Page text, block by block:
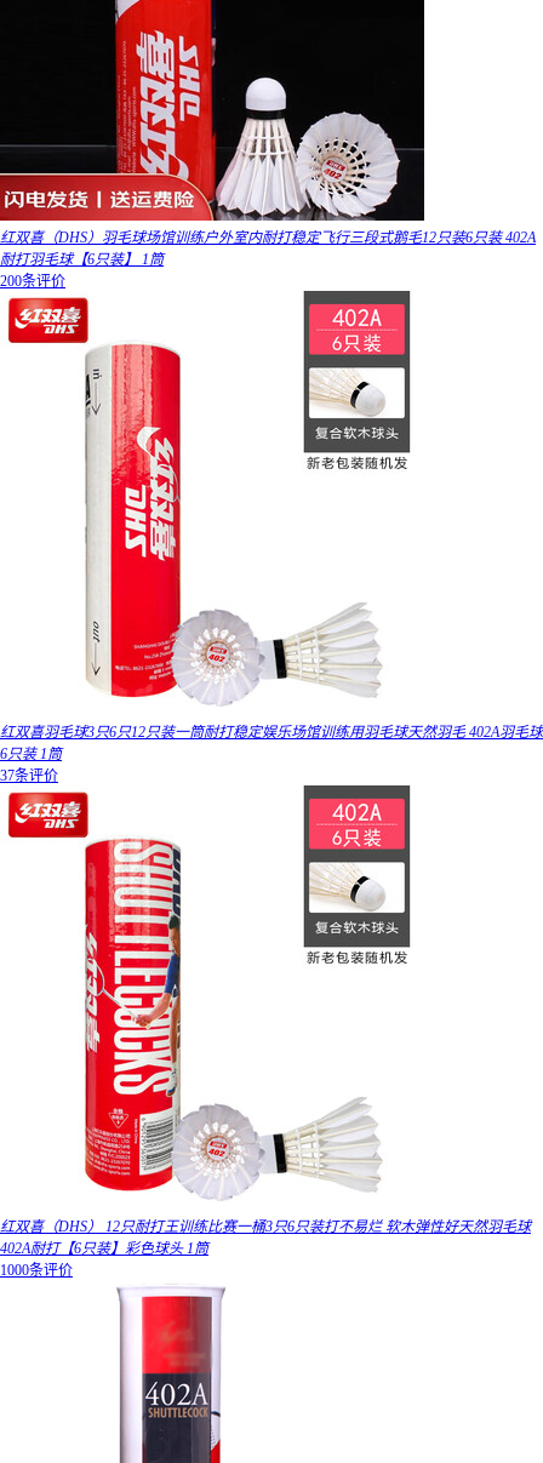
红双喜（DHS）羽毛球场馆训练户外室内耐打稳定飞行三段式鹅毛12只装6只装 402A
耐打羽毛球【6只装】 1筒
200条评价
红双喜羽毛球3只6只12只装一筒耐打稳定娱乐场馆训练用羽毛球天然羽毛 402A羽毛球
6只装 1筒
37条评价
红双喜（DHS） 12只耐打王训练比赛一桶3只6只装打不易烂 软木弹性好天然羽毛球
402A耐打【6只装】彩色球头 1筒
1000条评价